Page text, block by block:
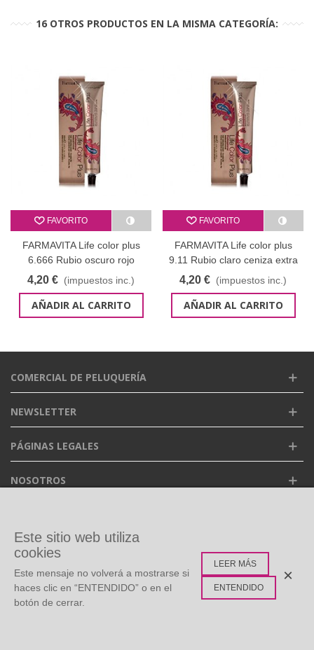
16 OTROS PRODUCTOS EN LA MISMA CATEGORÍA:
FAVORITO
FARMAVITA Life color plus
6.666 Rubio oscuro rojo
intenso
4,20 € (impuestos inc.)
AÑADIR AL CARRITO
FAVORITO
FARMAVITA Life color plus
9.11 Rubio claro ceniza extra
4,20 € (impuestos inc.)
AÑADIR AL CARRITO
COMERCIAL DE PELUQUERÍA
NEWSLETTER
PÁGINAS LEGALES
NOSOTROS
ETIQUETAS POPULARES
Este sitio web utiliza
cookies
Este mensaje no volverá a mostrarse si
haces clic en “ENTENDIDO” o en el
botón de cerrar.
LEER MÁS
ENTENDIDO
×